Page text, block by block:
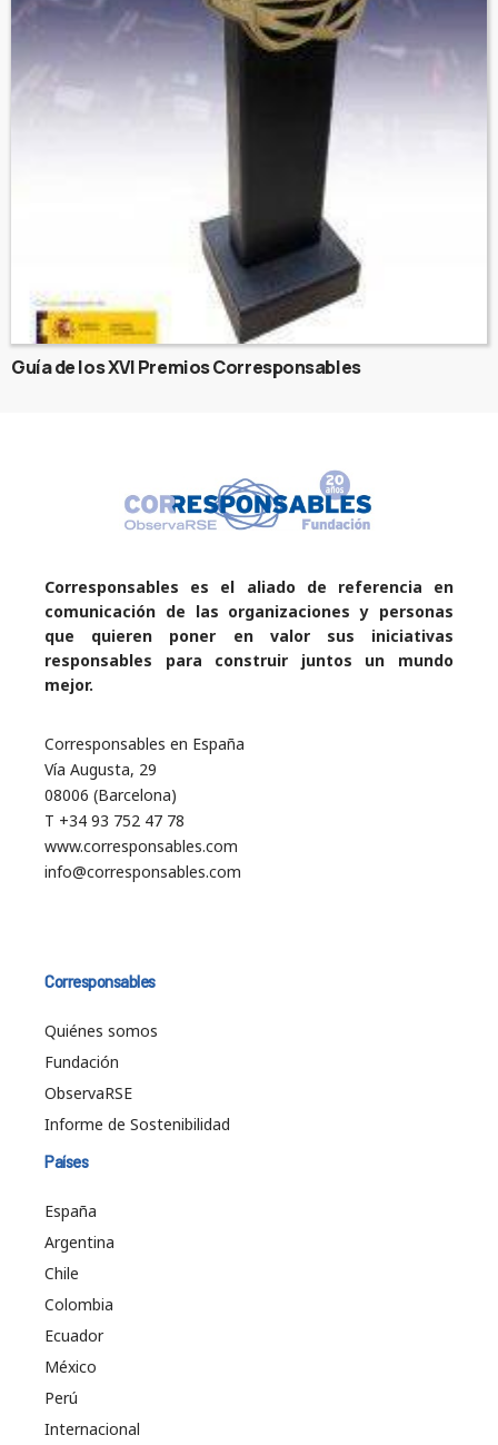
Guía de los XVI Premios Corresponsables
Corresponsables es el aliado de referencia en
comunicación de las organizaciones y personas
que quieren poner en valor sus iniciativas
responsables para construir juntos un mundo
mejor.
Corresponsables en España
Vía Augusta, 29
08006 (Barcelona)
T +34 93 752 47 78
www.corresponsables.com
info@corresponsables.com
Corresponsables
Quiénes somos
Fundación
ObservaRSE
Informe de Sostenibilidad
Países
España
Argentina
Chile
Colombia
Ecuador
México
Perú
Internacional